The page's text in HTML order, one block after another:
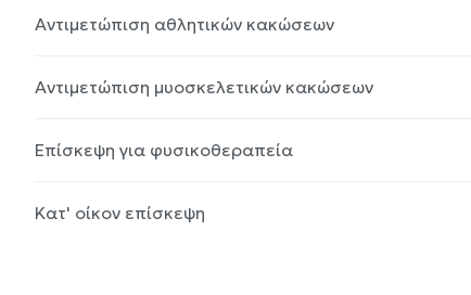
Αντιμετώπιση αθλητικών κακώσεων
Αντιμετώπιση μυοσκελετικών κακώσεων
Επίσκεψη για φυσικοθεραπεία
Κατ' οίκον επίσκεψη